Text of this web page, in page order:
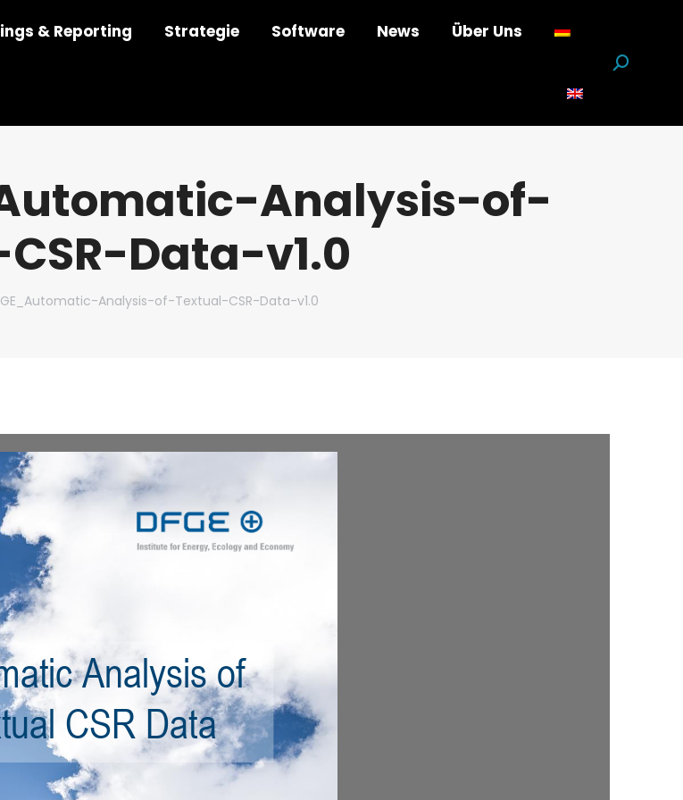
& Reporting Strategie Software News Über Uns
Suchen:
Analysis-of-
Data-v1.0
Analysis-of-Textual-CSR-Data-v1.0